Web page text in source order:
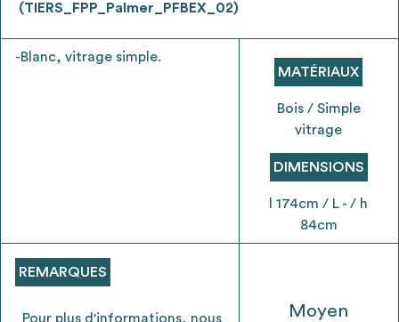
Être recontacté afin d’obtenir plus de
stratégies de récupérations
envisageables
* Attention, l’ajout des matériaux à sa liste et son envoi ne
(TIERS_FPP_Palmer_PFBEX_02)
-Blanc, vitrage simple.
REMARQUES
Pour plus d'informations, nous
MATÉRIAUX
Bois / Simple
vitrage
DIMENSIONS
l 174cm / L - / h
84cm
Moyen